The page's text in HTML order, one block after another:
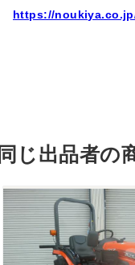
https://
同じ出品者の